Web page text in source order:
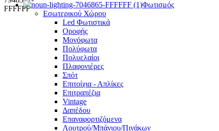
Φωτισμός
Εσωτερικού Χώρου
Led Φωτιστικά
Οροφής
Μονόφωτα
Πολύφωτα
Πολυελαίοι
Πλαφονιέρες
Σπότ
Επιτοίχια - Απλίκες
Επιτραπέζια
Vintage
Δαπέδου
Επαναφορτιζόμενα
Λουτρού/Μπάνιου/Πινάκων